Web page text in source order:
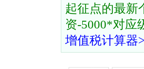
起征点的最新
资-5000*对应
增值税计算器